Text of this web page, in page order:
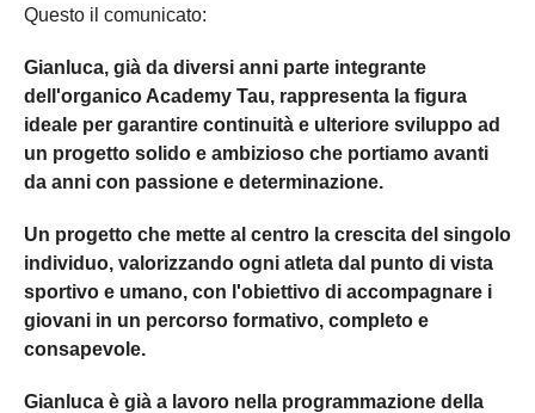
Questo il comunicato:
Gianluca, già da diversi anni parte integrante
dell'organico Academy Tau, rappresenta la figura
ideale per garantire continuità e ulteriore sviluppo ad
un progetto solido e ambizioso che portiamo avanti
da anni con passione e determinazione.
Un progetto che mette al centro la crescita del singolo
individuo, valorizzando ogni atleta dal punto di vista
sportivo e umano, con l'obiettivo di accompagnare i
giovani in un percorso formativo, completo e
consapevole.
Gianluca è già a lavoro nella programmazione della